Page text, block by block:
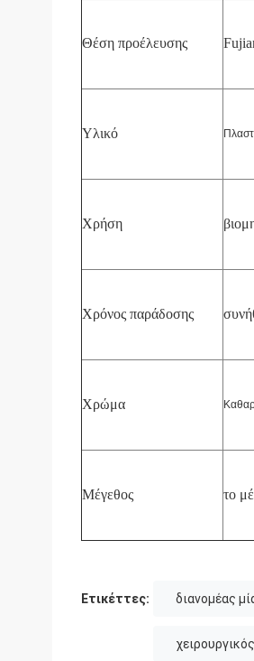
Θέση προέλευσης
Υλικό
Χρήση
Χρόνος παράδοσης
Χρώμα
Μέγεθος το
Ετικέττες: διανομέας